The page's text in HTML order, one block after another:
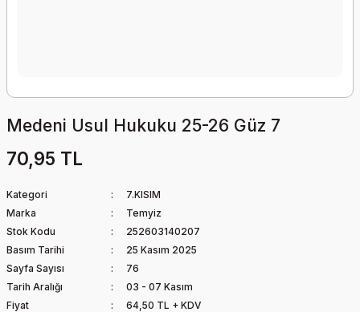
Medeni Usul Hukuku 25-26 Güz 7
70,95 TL
Kategori
7.KISIM
Marka
Temyiz
Stok Kodu
252603140207
Basım Tarihi
25 Kasım 2025
Sayfa Sayısı
76
Tarih Aralığı
03 - 07 Kasım
Fiyat
64,50 TL + KDV